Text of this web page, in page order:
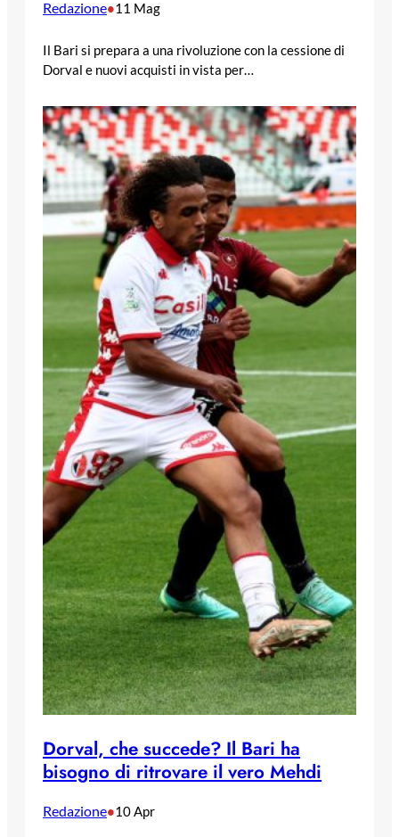
Redazione•11 Mag
Il Bari si prepara a una rivoluzione con la cessione di
Dorval e nuovi acquisti in vista per…
Dorval, che succede? Il Bari ha
bisogno di ritrovare il vero Mehdi
Redazione•10 Apr